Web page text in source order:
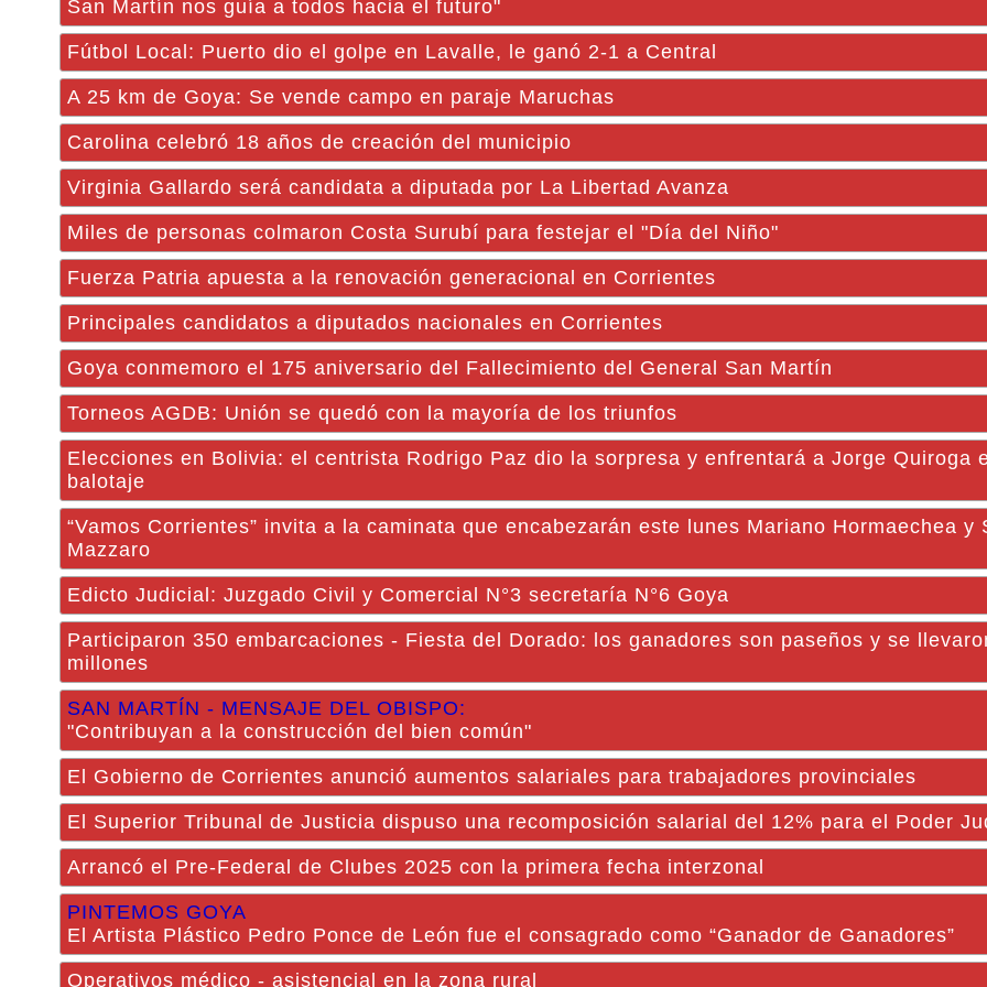
San Martín nos guía a todos hacia el futuro"
Fútbol Local: Puerto dio el golpe en Lavalle, le ganó 2-1 a Central
A 25 km de Goya: Se vende campo en paraje Maruchas
Carolina celebró 18 años de creación del municipio
Virginia Gallardo será candidata a diputada por La Libertad Avanza
Miles de personas colmaron Costa Surubí para festejar el "Día del Niño"
Fuerza Patria apuesta a la renovación generacional en Corrientes
Principales candidatos a diputados nacionales en Corrientes
Goya conmemoro el 175 aniversario del Fallecimiento del General San Martín
Torneos AGDB: Unión se quedó con la mayoría de los triunfos
Elecciones en Bolivia: el centrista Rodrigo Paz dio la sorpresa y enfrentará a Jorge Quiroga
balotaje
“Vamos Corrientes” invita a la caminata que encabezarán este lunes Mariano Hormaechea y
Mazzaro
Edicto Judicial: Juzgado Civil y Comercial N°3 secretaría N°6 Goya
Participaron 350 embarcaciones - Fiesta del Dorado: los ganadores son paseños y se
millones
SAN MARTÍN - MENSAJE DEL OBISPO:
"Contribuyan a la construcción del bien común"
El Gobierno de Corrientes anunció aumentos salariales para trabajadores provinciales
El Superior Tribunal de Justicia dispuso una recomposición salarial del 12% para el Poder
Arrancó el Pre-Federal de Clubes 2025 con la primera fecha interzonal
PINTEMOS GOYA
El Artista Plástico Pedro Ponce de León fue el consagrado como “Ganador de Ganadores”
Operativos médico - asistencial en la zona rural